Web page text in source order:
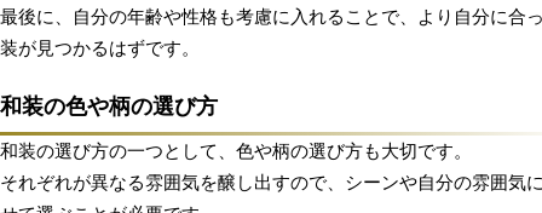
最後に、自分の年齢や性格も考慮に入れることで、より自分に合
装が見つかるはずです。
和装の色や柄の選び方
和装の選び方の一つとして、色や柄の選び方も大切です。
それぞれが異なる雰囲気を醸し出すので、シーンや自分の雰囲気